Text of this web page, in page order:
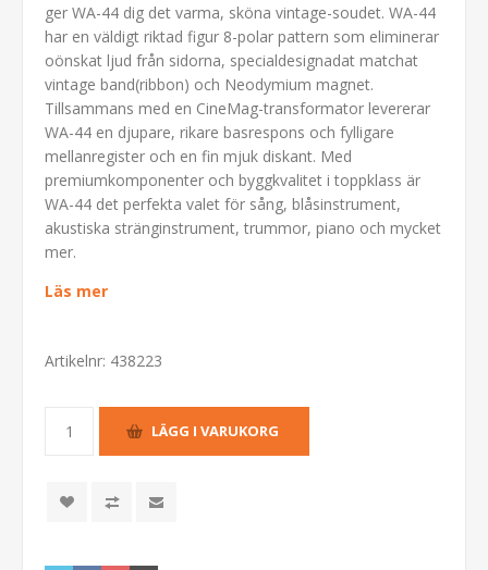
ger WA-44 dig det varma, sköna vintage-soudet. WA-44
har en väldigt riktad figur 8-polar pattern som eliminerar
oönskat ljud från sidorna, specialdesignadat matchat
vintage band(ribbon) och Neodymium magnet.
Tillsammans med en CineMag-transformator levererar
WA-44 en djupare, rikare basrespons och fylligare
mellanregister och en fin mjuk diskant. Med
premiumkomponenter och byggkvalitet i toppklass är
WA-44 det perfekta valet för sång, blåsinstrument,
akustiska stränginstrument, trummor, piano och mycket
mer.
Läs mer
Artikelnr: 438223